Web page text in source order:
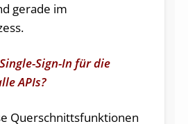
gerade im
Sign-In für die
APIs?
Querschnittsfunktionen